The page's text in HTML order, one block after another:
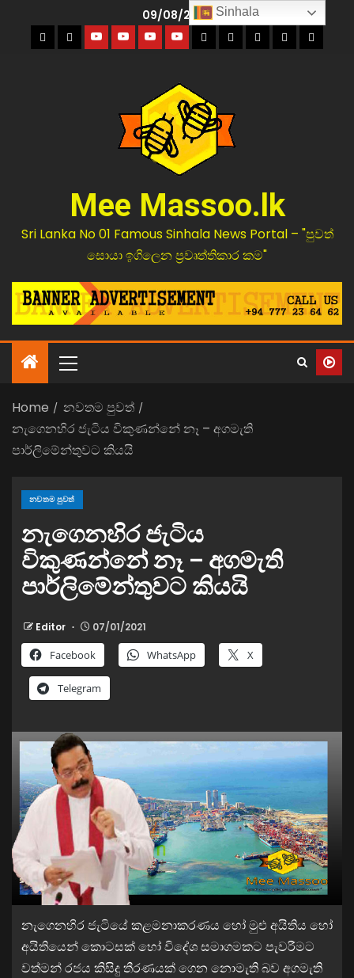
09/08/2026
Mee Massoo.lk
Sri Lanka No 01 Famous Sinhala News Portal – "පුවත්
සොයා ඉගිලෙන ප්‍රවෘත්තිකාර කම"
Home
නවතම පුවත්
නැගෙනහිර ජැටිය විකුණන්නේ නෑ – අගමැති
පාර්ලිමේන්තුවට කියයි
නවතම පුවත්
නැගෙනහිර ජැටිය
විකුණන්නේ නෑ – අගමැති
පාර්ලිමේන්තුවට කියයි
Editor 07/01/2021
Facebook WhatsApp X
Telegram
නැගෙනහිර ජැටියේ කළමනාකරණය හෝ මුළු අයිතිය හෝ
අයිතියෙන් කොටසක් හෝ විදේශ සමාගමකට පැවරීමට
වත්මන් රජය කිසිදු තීරණයක් ගෙන නොමැති බව අගමැති
Sinhala